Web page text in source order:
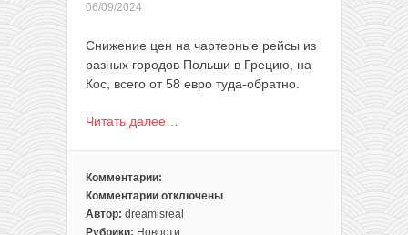
06/09/2024
Снижение цен на чартерные рейсы из
разных городов Польши в Грецию, на
Кос, всего от 58 евро туда-обратно.
Читать далее…
Комментарии:
Комментарии
к
записи
отключены
Автор: dreamisreal